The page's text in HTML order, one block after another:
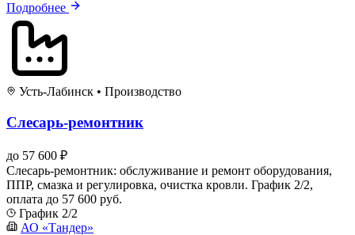
Подробнее
Усть-Лабинск • Производство
Слесарь-ремонтник
до 57 600 ₽
Слесарь-ремонтник: обслуживание и ремонт оборудования,
ППР, смазка и регулировка, очистка кровли. График 2/2,
оплата до 57 600 руб.
График 2/2
АО «Тандер»